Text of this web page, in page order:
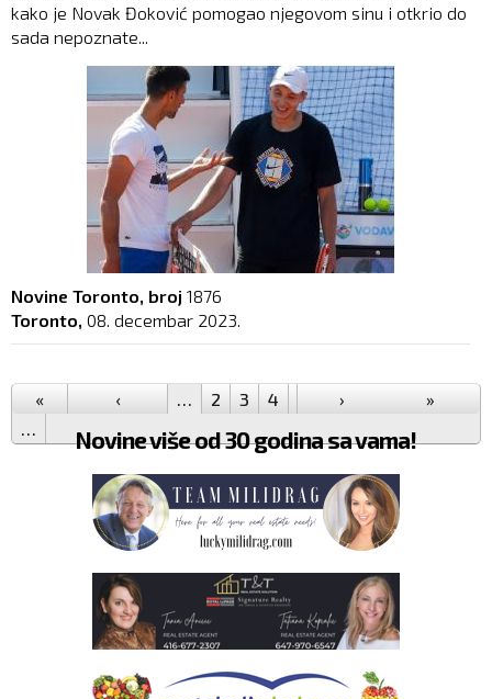
kako je Novak Đoković pomogao njegovom sinu i otkrio do
sada nepoznate...
Novine Toronto, broj 1876
Toronto, 08. decembar 2023.
Pages
« ‹ 2 3 4 › »
Novine više od 30 godina sa vama!